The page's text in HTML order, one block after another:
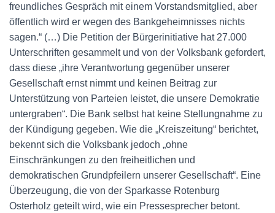
freundliches Gespräch mit einem Vorstandsmitglied, aber
öffentlich wird er wegen des Bankgeheimnisses nichts
sagen.“ (…) Die Petition der Bürgerinitiative hat 27.000
Unterschriften gesammelt und von der Volksbank gefordert,
dass diese „ihre Verantwortung gegenüber unserer
Gesellschaft ernst nimmt und keinen Beitrag zur
Unterstützung von Parteien leistet, die unsere Demokratie
untergraben“. Die Bank selbst hat keine Stellungnahme zu
der Kündigung gegeben. Wie die „Kreiszeitung“ berichtet,
bekennt sich die Volksbank jedoch „ohne
Einschränkungen zu den freiheitlichen und
demokratischen Grundpfeilern unserer Gesellschaft“. Eine
Überzeugung, die von der Sparkasse Rotenburg
Osterholz geteilt wird, wie ein Pressesprecher betont.